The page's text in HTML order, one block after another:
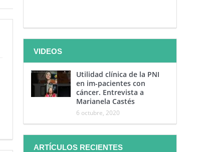
VIDEOS
Utilidad clínica de la PNI
en im-pacientes con
cáncer. Entrevista a
Marianela Castés
6 octubre, 2020
ARTÍCULOS RECIENTES